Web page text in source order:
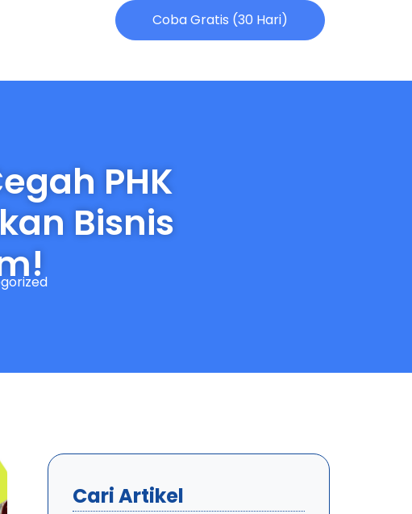
Coba Gratis (30 Hari)
PHK
Bisnis
Cari Artikel